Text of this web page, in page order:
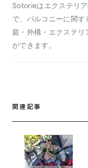
Sotorieはエクステリ
で、バルコニーに関
庭・外構・エクステリ
ができます。
関連記事